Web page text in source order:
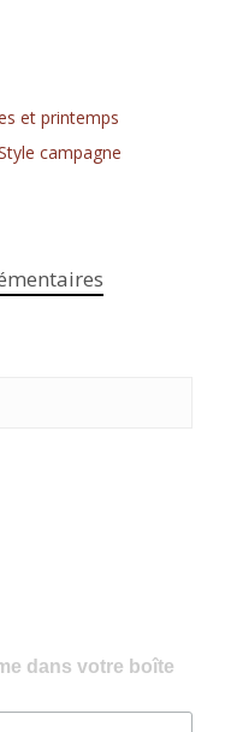
et printemps
campagne
dans votre boîte